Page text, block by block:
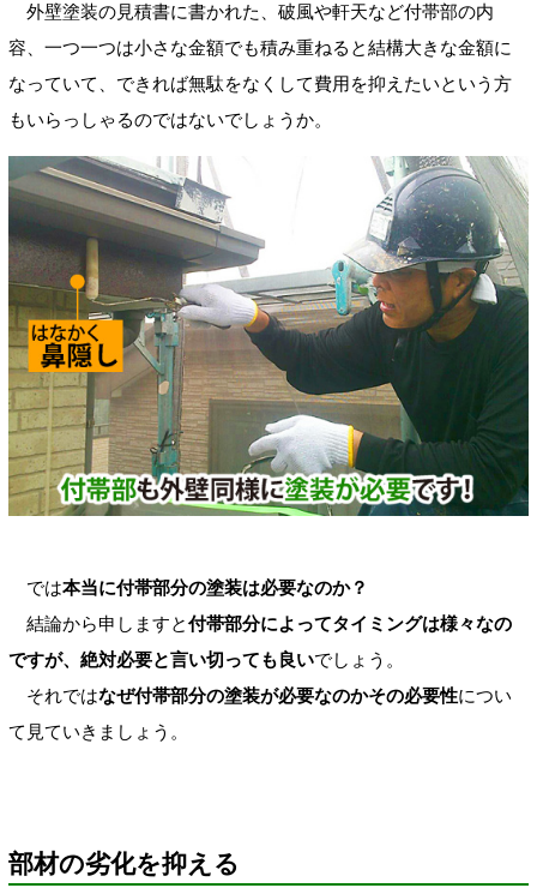
外壁塗装の見積書に書かれた、破風や軒天など付帯部の内
容、一つ一つは小さな金額でも積み重ねると結構大きな金額に
なっていて、できれば無駄をなくして費用を抑えたいという方
もいらっしゃるのではないでしょうか。
では本当に付帯部分の塗装は必要なのか？
結論から申しますと付帯部分によってタイミングは様々なの
ですが、絶対必要と言い切っても良いでしょう。
それではなぜ付帯部分の塗装が必要なのかその必要性につい
て見ていきましょう。
部材の劣化を抑える